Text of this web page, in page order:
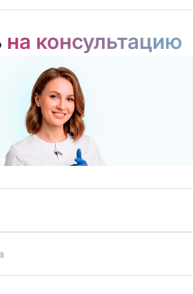
на консультацию